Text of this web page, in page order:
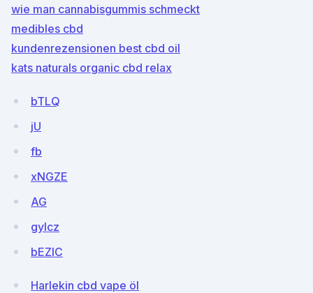
wie man cannabisgummis schmeckt
medibles cbd
kundenrezensionen best cbd oil
kats naturals organic cbd relax
bTLQ
jU
fb
xNGZE
AG
gyIcz
bEZlC
Harlekin cbd vape öl